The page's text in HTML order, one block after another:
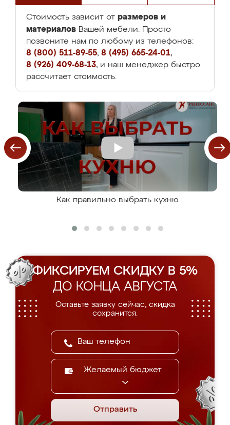
Стоимость зависит от размеров и
материалов Вашей мебели. Просто
позвоните нам по любому из телефонов:
8 (800) 511-89-55, 8 (495) 665-24-01,
8 (926) 409-68-13, и наш менеджер быстро
рассчитает стоимость.
Как правильно выбрать кухню
ФИКСИРУЕМ СКИДКУ В 5%
ДО КОНЦА АВГУСТА
Оставьте заявку сейчас, скидка
сохранится.
Желаемый бюджет
Отправить